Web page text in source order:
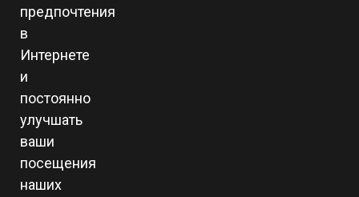
предпочтения
в
Интернете
и
постоянно
улучшать
ваши
посещения
наших